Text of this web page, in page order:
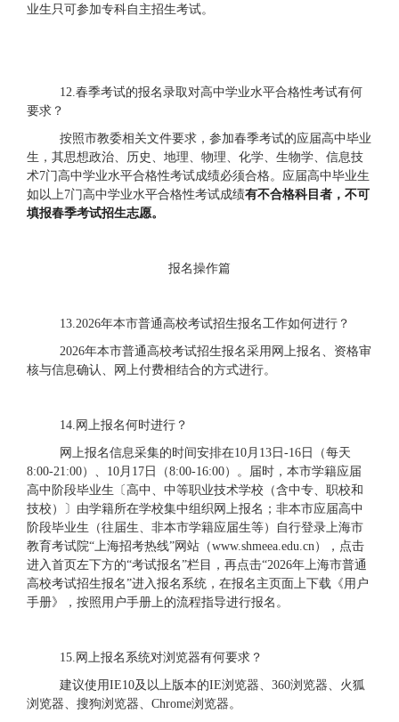
业生只可参加专科自主招生考试。
12.春季考试的报名录取对高中学业水平合格性考试有何
要求？
按照市教委相关文件要求，参加春季考试的应届高中毕业
生，其思想政治、历史、地理、物理、化学、生物学、信息技
术7门高中学业水平合格性考试成绩必须合格。应届高中毕业生
如以上7门高中学业水平合格性考试成绩有不合格科目者，不可
填报春季考试招生志愿。
报名操作篇
13.2026年本市普通高校考试招生报名工作如何进行？
2026年本市普通高校考试招生报名采用网上报名、资格审
核与信息确认、网上付费相结合的方式进行。
14.网上报名何时进行？
网上报名信息采集的时间安排在10月13日-16日（每天
8:00-21:00）、10月17日（8:00-16:00）。届时，本市学籍应届
高中阶段毕业生〔高中、中等职业技术学校（含中专、职校和
技校）〕由学籍所在学校集中组织网上报名；非本市应届高中
阶段毕业生（往届生、非本市学籍应届生等）自行登录上海市
教育考试院“上海招考热线”网站（www.shmeea.edu.cn），点击
进入首页左下方的“考试报名”栏目，再点击“2026年上海市普通
高校考试招生报名”进入报名系统，在报名主页面上下载《用户
手册》，按照用户手册上的流程指导进行报名。
15.网上报名系统对浏览器有何要求？
建议使用IE10及以上版本的IE浏览器、360浏览器、火狐
浏览器、搜狗浏览器、Chrome浏览器。